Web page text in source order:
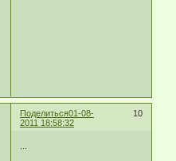
Поделиться 10
01-08-
2011 18:58:32